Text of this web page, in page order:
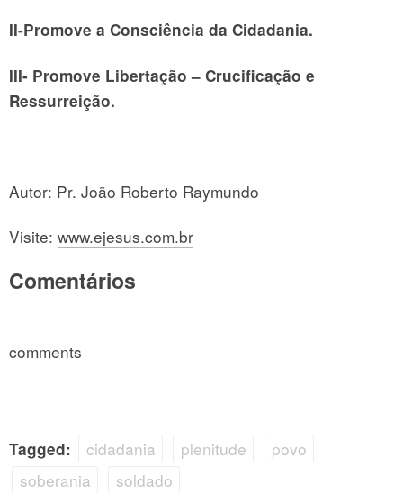
II-Promove a Consciência da Cidadania.
III- Promove Libertação – Crucificação e
Ressurreição.
Autor: Pr. João Roberto Raymundo
Visite: www.ejesus.com.br
Comentários
comments
Tagged: cidadania plenitude
povo
soberania
soldado